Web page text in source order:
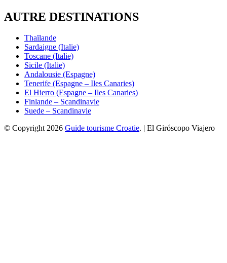
AUTRE DESTINATIONS
Thaïlande
Sardaigne (Italie)
Toscane (Italie)
Sicile (Italie)
Andalousie (Espagne)
Tenerife (Espagne – Iles Canaries)
El Hierro (Espagne – Iles Canaries)
Finlande – Scandinavie
Suede – Scandinavie
© Copyright 2026 Guide tourisme Croatie. | El Giróscopo Viajero